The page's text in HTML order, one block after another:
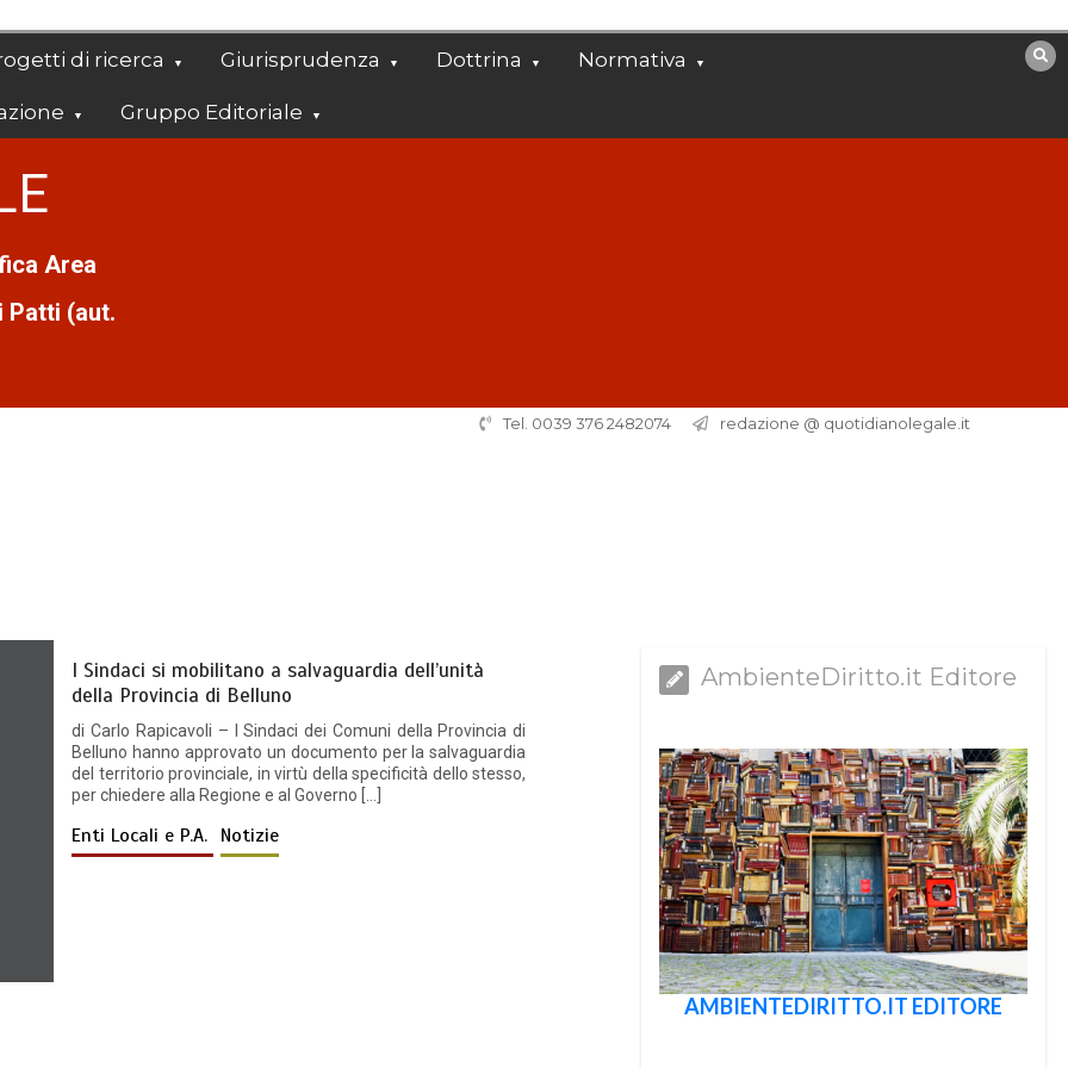
di ricerca Giurisprudenza Dottrina Normativa
Gruppo Editoriale
Area
Patti (aut.
Tel. 0039 376 2482074 redazione @ quotidianolegale.it
I Sindaci si mobilitano a salvaguardia dell’unità
della Provincia di Belluno
di Carlo Rapicavoli – I Sindaci dei Comuni della Provincia di
Belluno hanno approvato un documento per la salvaguardia
del territorio provinciale, in virtù della specificità dello stesso,
per chiedere alla Regione e al Governo […]
Enti Locali e P.A. Notizie
AmbienteDiritto.it Editore
AMBIENTEDIRITTO.IT EDITORE